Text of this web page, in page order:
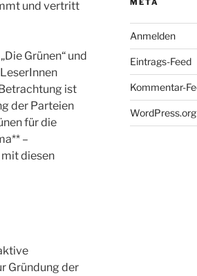
und vertritt
Grünen“ und
ist
der Parteien
für die
–
diesen
Gründung der
META
Anmelden
Eintrags-Feed
Kommentar-
WordPress.org